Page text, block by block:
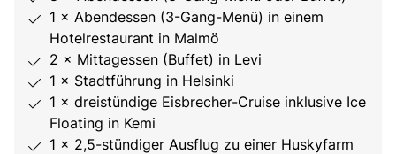
1 × Abendessen (3-Gang-Menü) in einem
Hotelrestaurant in Malmö
2 × Mittagessen (Buffet) in Levi
1 × Stadtführung in Helsinki
1 × dreistündige Eisbrecher-Cruise inklusive Ice
Floating in Kemi
1 × 2,5-stündiger Ausflug zu einer Huskyfarm